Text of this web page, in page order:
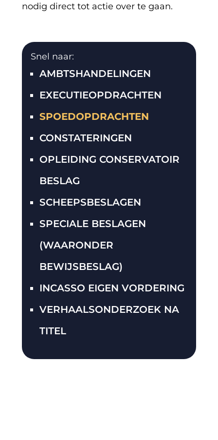
nodig direct tot actie over te gaan.
Snel naar:
AMBTSHANDELINGEN
EXECUTIEOPDRACHTEN
SPOEDOPDRACHTEN
CONSTATERINGEN
OPLEIDING CONSERVATOIR
BESLAG
SCHEEPSBESLAGEN
SPECIALE BESLAGEN
(WAARONDER
BEWIJSBESLAG)
INCASSO EIGEN VORDERING
VERHAALSONDERZOEK NA
TITEL